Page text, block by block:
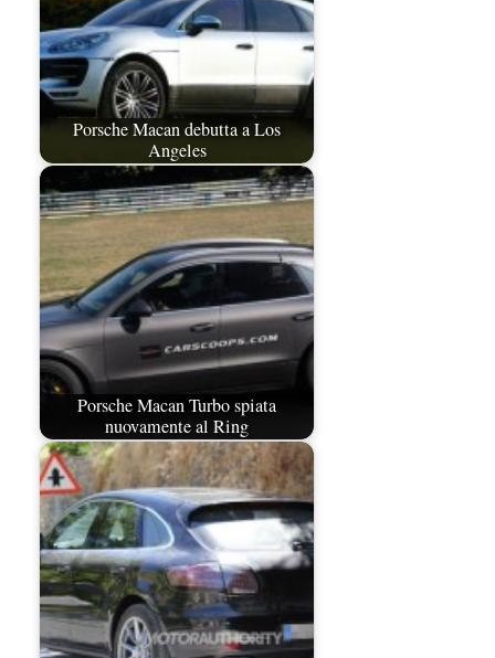
Porsche Macan debutta a Los
Angeles
Porsche Macan Turbo spiata
nuovamente al Ring